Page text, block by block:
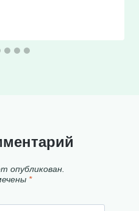
опубликован.
*